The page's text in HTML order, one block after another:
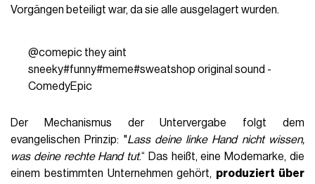
Vorgängen beteiligt war, da sie alle ausgelagert wurden.
@comepicthey aint
sneeky#funny#meme#sweatshop original sound -
ComedyEpic
Der Mechanismus der Untervergabe folgt dem
evangelischen Prinzip: "Lass deine linke Hand nicht wissen,
was deine rechte Hand tut.“ Das heißt, eine Modemarke, die
einem bestimmten Unternehmen gehört, produziert über